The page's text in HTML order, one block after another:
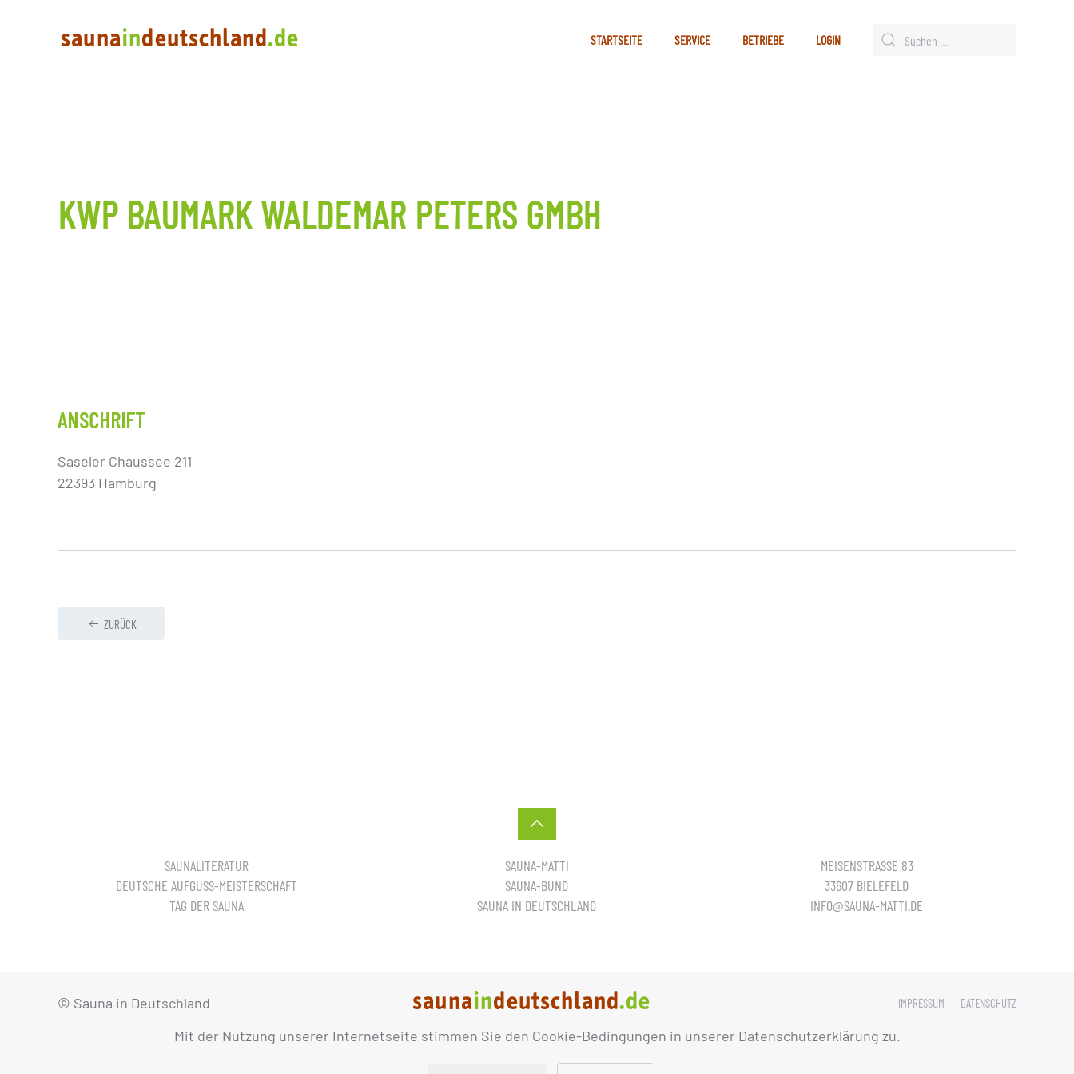
Mit der Nutzung unserer Internetseite stimmen Sie den Cookie-Bedingungen in unserer Datenschutzerklärung zu.
STARTSEITE SERVICE BETRIEBE LOGIN
KWP BAUMARK WALDEMAR PETERS GMBH
ANSCHRIFT
Saseler Chaussee 211
22393 Hamburg
ZURÜCK
SAUNALITERATUR
DEUTSCHE AUFGUSS-MEISTERSCHAFT
TAG DER SAUNA
SAUNA-MATTI
SAUNA-BUND
SAUNA IN DEUTSCHLAND
MEISENSTRASSE 83
33607 BIELEFELD
INFO@SAUNA-MATTI.DE
© Sauna in Deutschland IMPRESSUM DATENSCHUTZ